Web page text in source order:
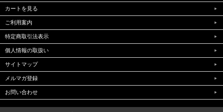
カートを見る
ご利用案内
特定商取引法表示
個人情報の取扱い
サイトマップ
メルマガ登録
お問い合わせ